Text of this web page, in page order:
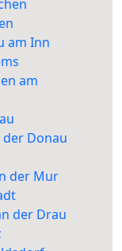
am Inn
am
Donau
der Mur
der Drau